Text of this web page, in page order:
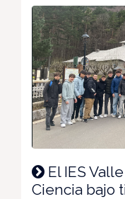
El IES
Ciencia bajo